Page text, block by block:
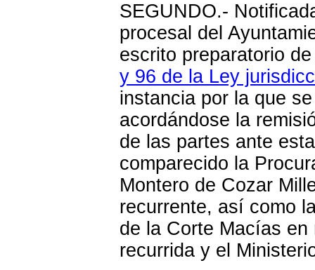
SEGUNDO.-
procesal del
escrito preparatorio
y 96 de la Ley
instancia por la que
acordándose la
de las partes ante
comparecido la
Montero de Cozar
recurrente, así como
de la Corte Macías
recurrida y el